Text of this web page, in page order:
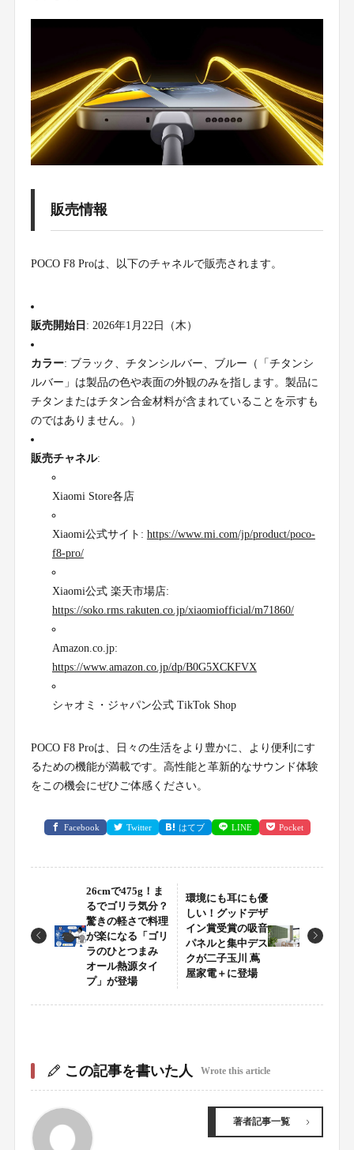
販売情報
POCO F8 Proは、以下のチャネルで販売されます。
販売開始日 : 2026年1月22日（木）
カラー: ブラック、チタンシルバー、ブルー（「チタンシ
ルバー」は製品の色や表面の外観のみを指します。製品に
チタンまたはチタン合金材料が含まれていることを示すも
のではありません。）
販売チャネル:
Xiaomi Store各店
Xiaomi公式サイト: https://www.mi.com/jp/product/poco-
f8-pro/
Xiaomi公式 楽天市場店:
https://soko.rms.rakuten.co.jp/xiaomiofficial/m71860/
Amazon.co.jp:
https://www.amazon.co.jp/dp/B0G5XCKFVX
シャオミ・ジャパン公式 TikTok Shop
POCO F8 Proは、日々の生活をより豊かに、より便利にす
るための機能が満載です。高性能と革新的なサウンド体験
をこの機会にぜひご体感ください。
Facebook Twitter はてブ LINE Pocket
26cmで475g！ま
るでゴリラ気分？
驚きの軽さで料理
が楽になる「ゴリ
ラのひとつまみ
オール熱源タイ
プ」が登場
環境にも耳にも優
しい！グッドデザ
イン賞受賞の吸音
パネルと集中デス
クが二子玉川 蔦
屋家電＋に登場
この記事を書いた人 Wrote this article
著者記事一覧